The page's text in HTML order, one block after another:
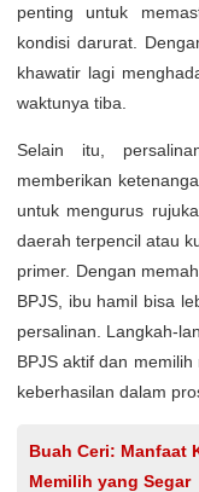
penting untuk
kondisi darurat.
khawatir lagi
waktunya tiba.
Selain itu,
memberikan
untuk mengurus
daerah terpencil atau
primer. Dengan
BPJS, ibu hamil bisa
persalinan. Langkah-
BPJS aktif dan
keberhasilan dalam
Buah Ceri: Manfaat
Memilih yang Segar